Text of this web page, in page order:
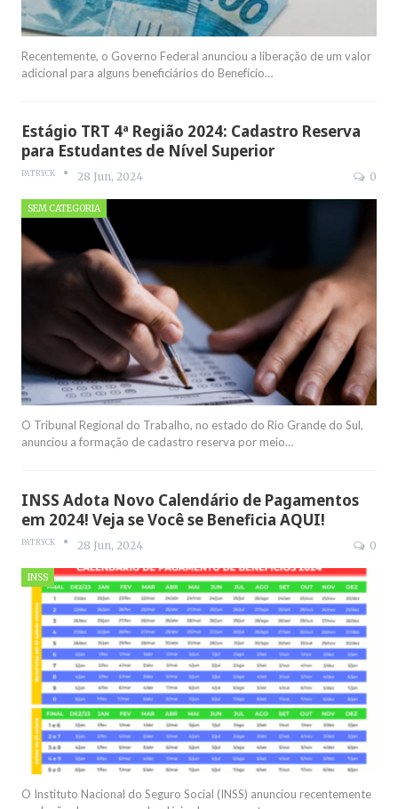
Recentemente, o Governo Federal anunciou a liberação de um valor
adicional para alguns beneficiários do Benefício…
Estágio TRT 4ª Região 2024: Cadastro Reserva
para Estudantes de Nível Superior
PATRYCK 28 Jun, 2024 0
SEM CATEGORIA
O Tribunal Regional do Trabalho, no estado do Rio Grande do Sul,
anunciou a formação de cadastro reserva por meio…
INSS Adota Novo Calendário de Pagamentos
em 2024! Veja se Você se Beneficia AQUI!
PATRYCK 28 Jun, 2024 0
INSS
O Instituto Nacional do Seguro Social (INSS) anunciou recentemente